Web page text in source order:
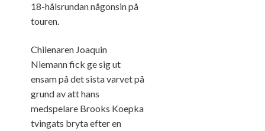
18-hålsrundan någonsin på
touren.
Chilenaren Joaquin
Niemann fick ge sig ut
ensam på det sista varvet på
grund av att hans
medspelare Brooks Koepka
tvingats bryta efter en